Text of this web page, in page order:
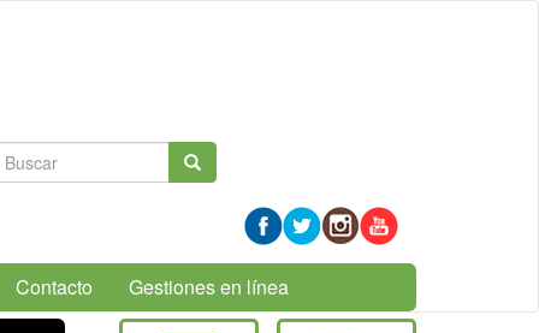
Contacto Gestiones en línea